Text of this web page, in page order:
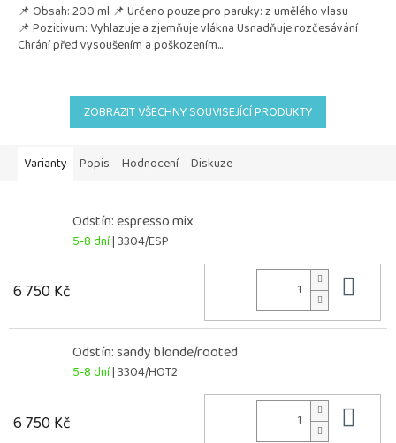
📌 Obsah: 200 ml 📌 Určeno pouze pro paruky: z umělého vlasu
📌 Pozitivum: Vyhlazuje a zjemňuje vlákna Usnadňuje rozčesávání
Chrání před vysoušením a poškozením...
ZOBRAZIT VŠECHNY SOUVISEJÍCÍ PRODUKTY
Varianty Popis Hodnocení Diskuze
Odstín: espresso mix
5-8 dní| 3304/ESP
6 750 Kč
Odstín: sandy blonde/rooted
5-8 dní| 3304/HOT2
6 750 Kč